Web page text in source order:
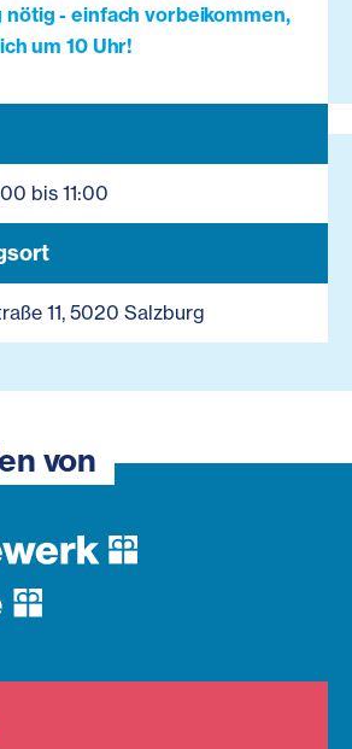
nötig - einfach vorbeikommen,
um 10 Uhr!
bis 11:00
11, 5020 Salzburg
von